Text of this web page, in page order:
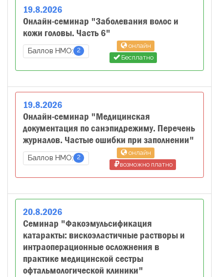
19.8.2026
Онлайн-семинар "Заболевания волос и
кожи головы. Часть 6"
Баллов НМО: 2
онлайн
Бесплатно
19.8.2026
Онлайн-семинар "Медицинская
документация по санэпидрежиму. Перечень
журналов. Частые ошибки при заполнении"
Баллов НМО: 2
онлайн
возможно платно
20.8.2026
Семинар "Факоэмульсификация
катаракты: вискоэластичные растворы и
интраоперационные осложнения в
практике медицинской сестры
офтальмологической клиники"